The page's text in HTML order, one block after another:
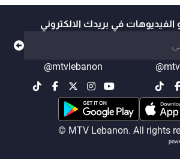
الفيديوهات في بريدك الالكتروني
@mtvlebanon
© MTV Lebanon. All rights